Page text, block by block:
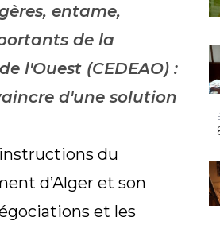
entame,
de la
l'Ouest (CEDEAO) :
d'une solution
du
d’Alger et son
et les